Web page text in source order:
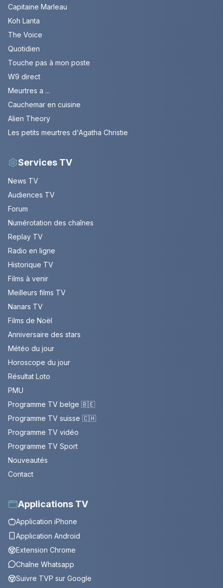
Capitaine Marleau
Koh Lanta
The Voice
Quotidien
Touche pas à mon poste
W9 direct
Meurtres a ...
Cauchemar en cuisine
Alien Theory
Les petits meurtres d'Agatha Christie
Services TV
News TV
Audiences TV
Forum
Numérotation des chaînes
Replay TV
Radio en ligne
Historique TV
Films à venir
Meilleurs films TV
Nanars TV
Films de Noël
Anniversaire des stars
Météo du jour
Horoscope du jour
Résultat Loto
PMU
Programme TV belge 🇧🇪
Programme TV suisse 🇨🇭
Programme TV vidéo
Programme TV Sport
Nouveautés
Contact
Applications TV
Application iPhone
Application Android
Extension Chrome
Chaîne Whatsapp
Suivre TVP sur Google